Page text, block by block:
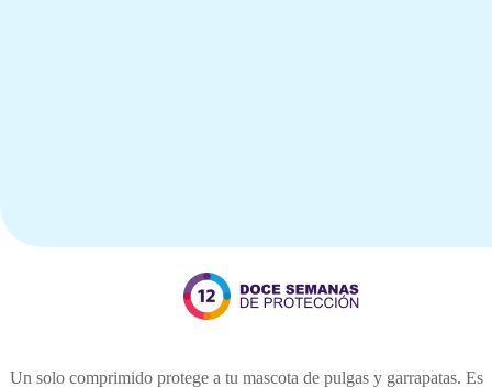
Un solo comprimido protege a tu mascota de pulgas y garrapatas. Es